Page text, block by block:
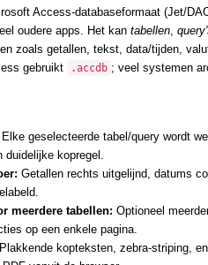
Access-databaseformaat (Jet/
oudere apps. Het kan tabellen,
zoals getallen, tekst, data/tijden,
gebruikt
.accdb ; veel systemen
Elke geselecteerde tabel/query wordt
kopregel.
Getallen rechts uitgelijnd, datums
meerdere tabellen: Optioneel
op een enkele pagina.
Plakkende kopteksten, zebra-striping,